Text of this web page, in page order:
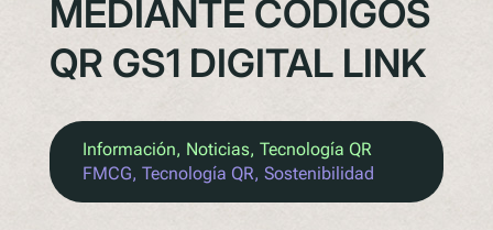
MEDIANTE CÓDIGOS
QR GS1 DIGITAL LINK
Información, Noticias, Tecnología QR
FMCG, Tecnología QR, Sostenibilidad